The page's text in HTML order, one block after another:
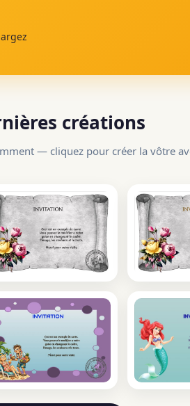
créations
— cliquez pour créer la vôtre